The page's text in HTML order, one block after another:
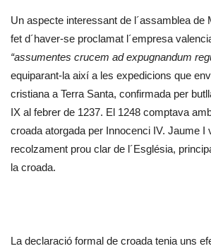
Un aspecte interessant de l´assamblea de
fet d´haver-se proclamat l´empresa
“assumentes crucem ad expugnandum
equiparant-la així a les expedicions que
cristiana a Terra Santa, confirmada per
IX al febrer de 1237. El 1248 comptava
croada atorgada per Innocenci IV. Jaume I
recolzament prou clar de l´Església,
la croada.
La declaració formal de croada tenia uns